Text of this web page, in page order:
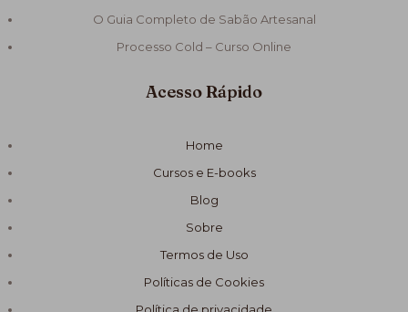
O Guia Completo de Sabão Artesanal
Processo Cold – Curso Online
Acesso Rápido
Home
Cursos e E-books
Blog
Sobre
Termos de Uso
Políticas de Cookies
Política de privacidade